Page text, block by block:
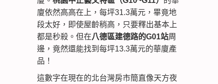
廈依然高高在上，每坪31.3萬元，畢竟地
段太好，即使屋齡稍高，只要釋出基本上
都是秒殺。但在八德區建德路的G01站周
邊，竟然還能找到每坪13.3萬元的華廈產
品！
這數字在現在的北台灣房市簡直像天方夜